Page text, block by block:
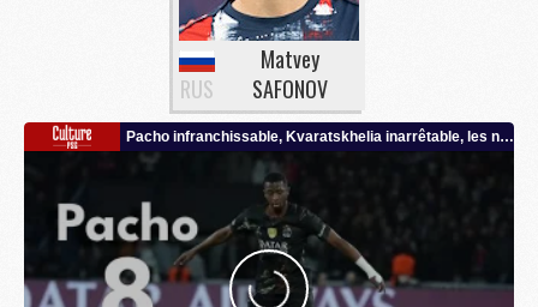
RUS
Matvey
SAFONOV